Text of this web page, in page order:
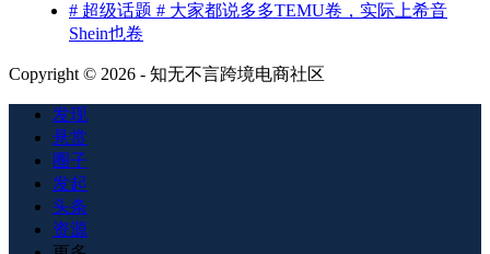
# 超级话题 # 大家都说多多TEMU卷，实际上希音
Shein也卷
Copyright © 2026 - 知无不言跨境电商社区
发现
悬赏
圈子
发起
头条
资源